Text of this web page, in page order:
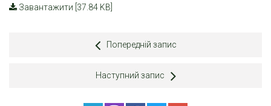
Завантажити [37.84 KB]
Попередній запис
Наступний запис